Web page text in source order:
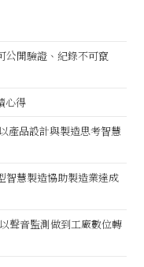
公開驗證、紀錄不可竄
心得
產品設計與製造思考智慧
智慧製造協助製造業達成
聲音監測做到工廠數位轉